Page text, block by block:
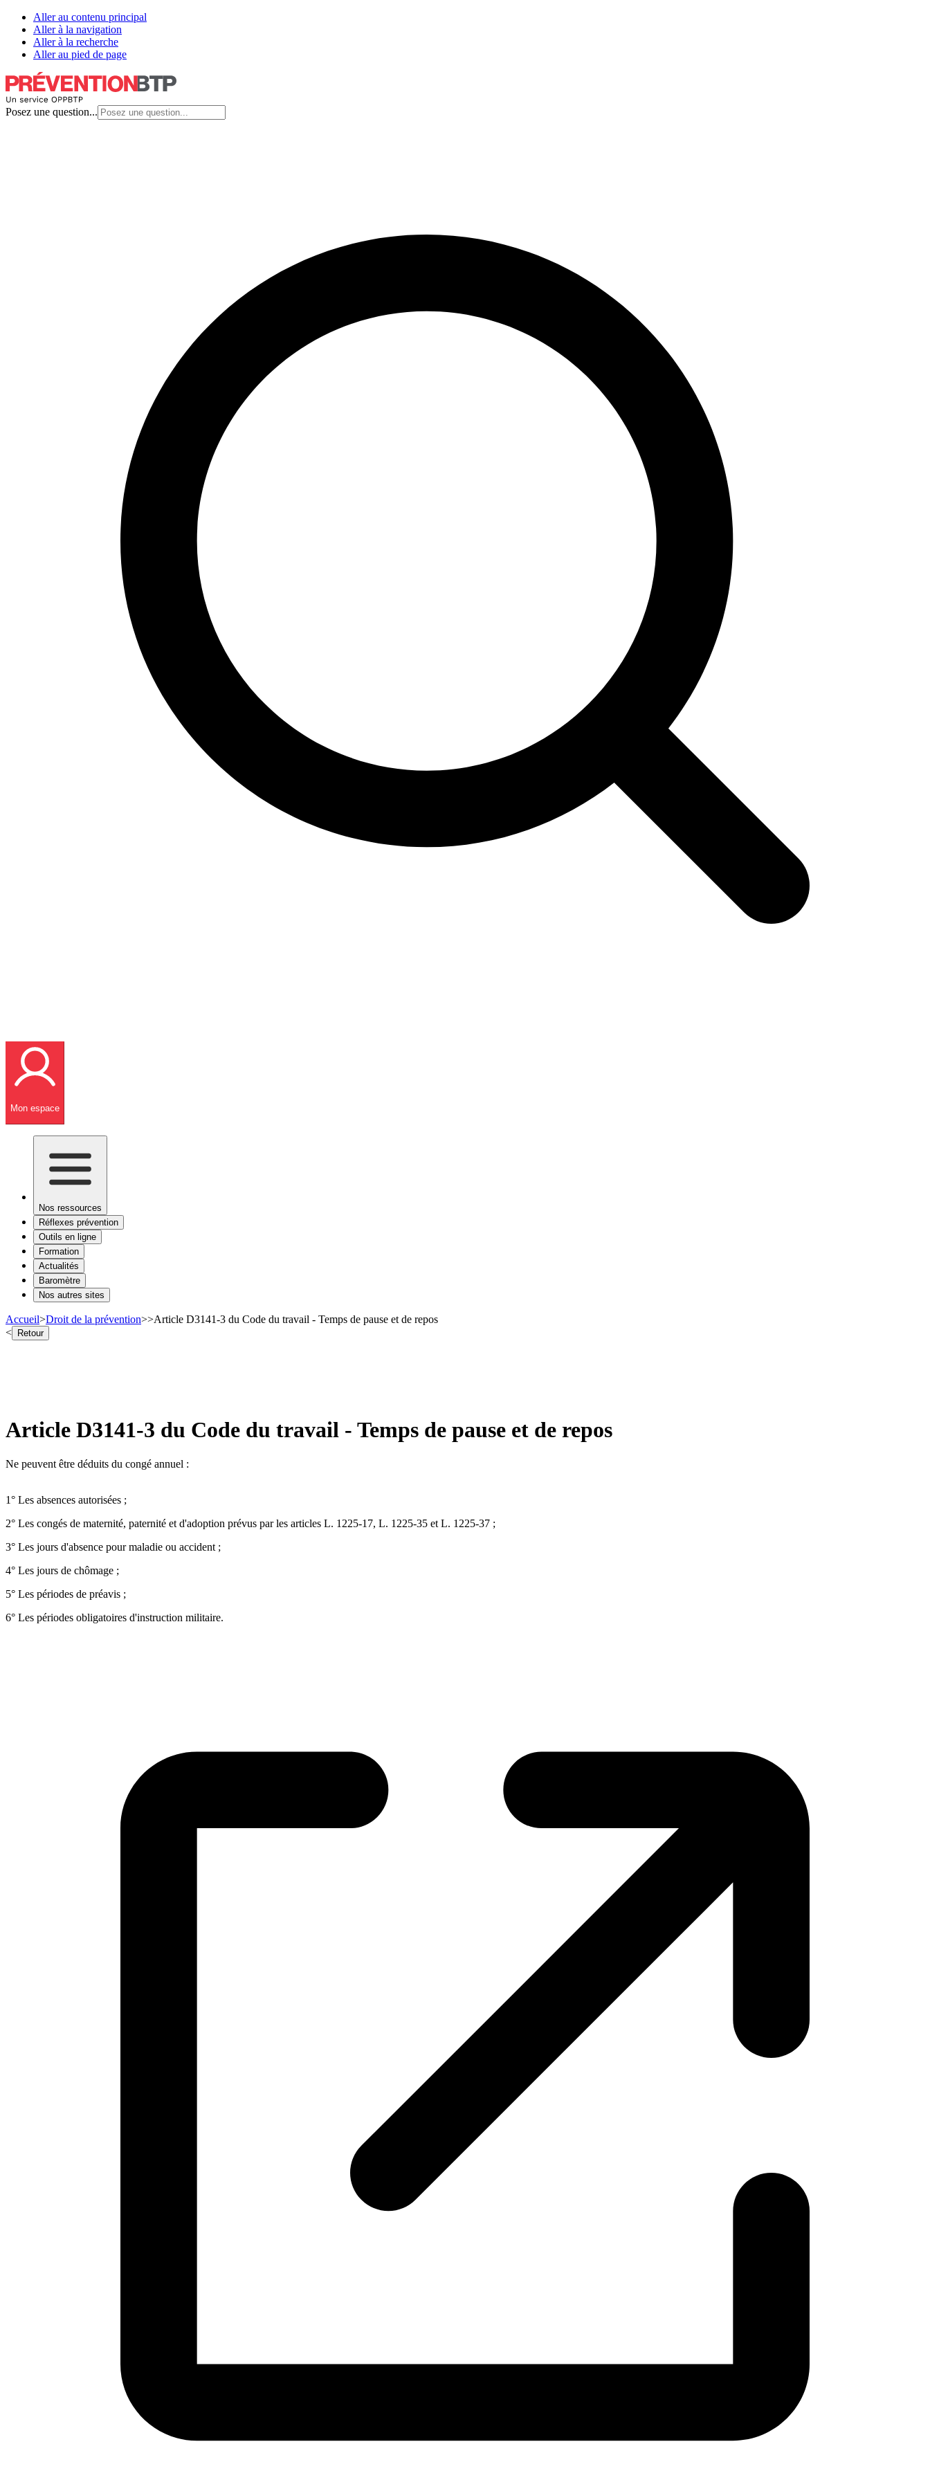
Aller au contenu principal
Aller à la navigation
Aller à la recherche
Aller au pied de page
Posez une question...
Mon espace
Nos ressources
Réflexes prévention
Outils en ligne
Formation
Actualités
Baromètre
Nos autres sites
Accueil>Droit de la prévention>>Article D3141-3 du Code du travail - Temps de pause et de repos
< Retour
Article D3141-3 du Code du travail - Temps de pause et de repos
Ne peuvent être déduits du congé annuel :
1° Les absences autorisées ;
2° Les congés de maternité, paternité et d'adoption prévus par les articles L. 1225-17, L. 1225-35 et L. 1225-37 ;
3° Les jours d'absence pour maladie ou accident ;
4° Les jours de chômage ;
5° Les périodes de préavis ;
6° Les périodes obligatoires d'instruction militaire.